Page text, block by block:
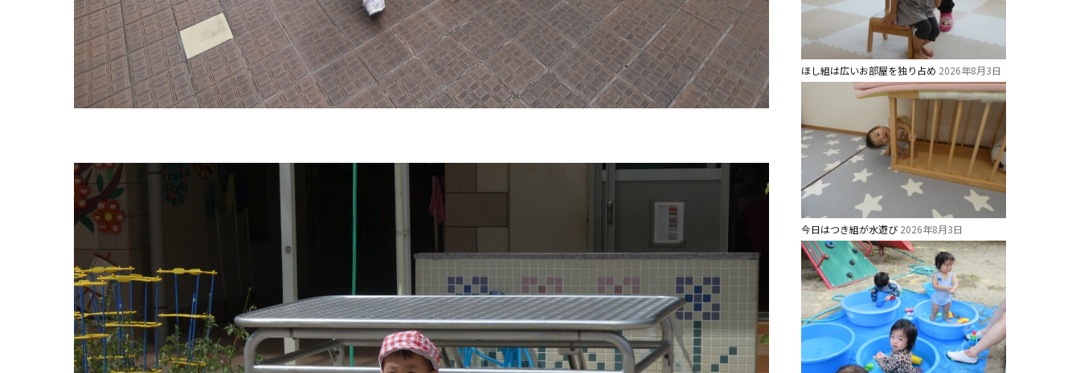
ほし組は広いお部屋を独り占め 2026年8月3日
今日はつき組が水遊び 2026年8月3日